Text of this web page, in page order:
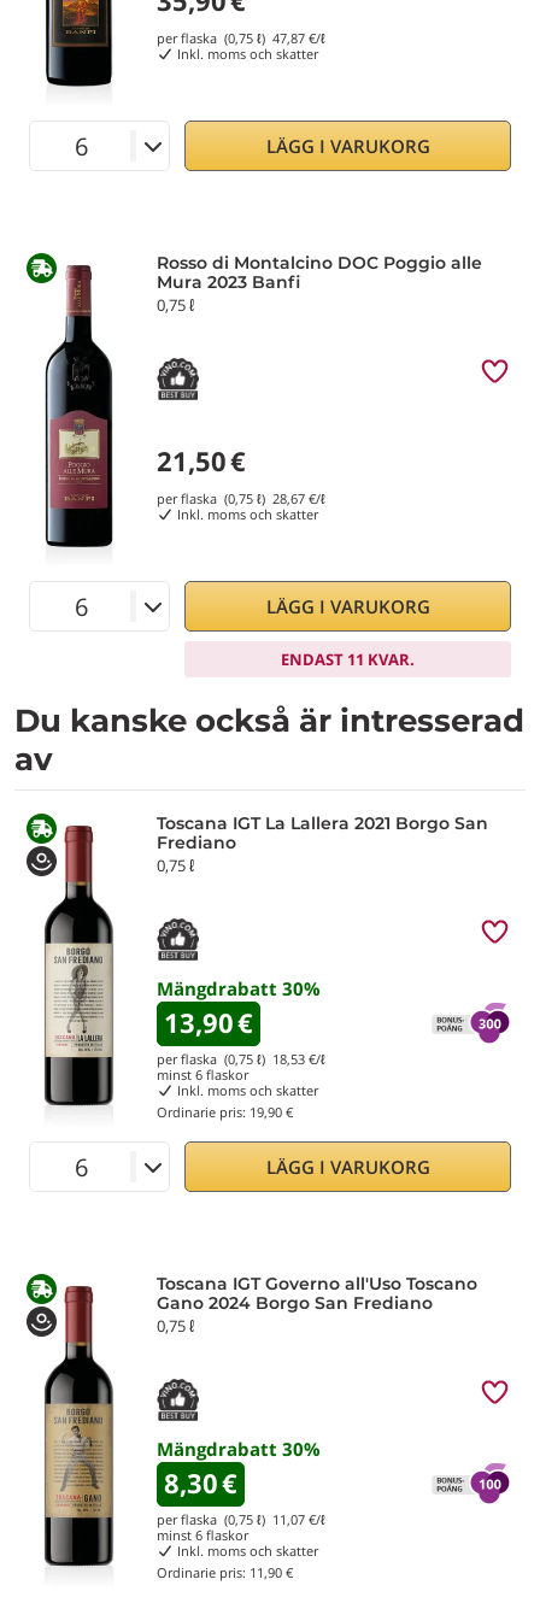
per flaska (0,75 ℓ) 47,87 €/ℓ
Inkl. moms och skatter
LÄGG I VARUKORG
Rosso di Montalcino DOC Poggio alle
Mura 2023 Banfi
0,75 ℓ
21,50€
per flaska (0,75 ℓ) 28,67 €/ℓ
Inkl. moms och skatter
LÄGG I VARUKORG
ENDAST 11 KVAR.
Du kanske också är intresserad
av
Toscana IGT La Lallera 2021 Borgo San
Frediano
0,75 ℓ
Mängdrabatt 30%
13,90€
per flaska (0,75 ℓ) 18,53 €/ℓ
minst 6 flaskor
Inkl. moms och skatter
Ordinarie pris: 19,90 €
LÄGG I VARUKORG
Toscana IGT Governo all'Uso Toscano
Gano 2024 Borgo San Frediano
0,75 ℓ
Mängdrabatt 30%
8,30€
per flaska (0,75 ℓ) 11,07 €/ℓ
minst 6 flaskor
Inkl. moms och skatter
Ordinarie pris: 11,90 €